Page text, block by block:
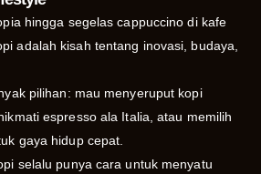
hingga segelas cappuccino di kafe
adalah kisah tentang inovasi, budaya,
pilihan: mau menyeruput kopi
espresso ala Italia, atau memilih
gaya hidup cepat.
selalu punya cara untuk menyatu